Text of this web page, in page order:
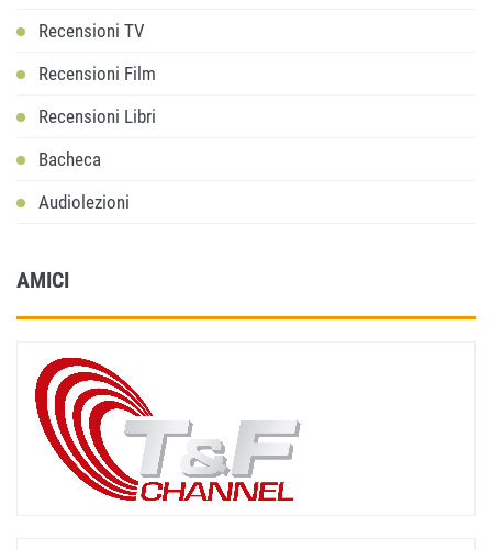
Recensioni TV
Recensioni Film
Recensioni Libri
Bacheca
Audiolezioni
AMICI